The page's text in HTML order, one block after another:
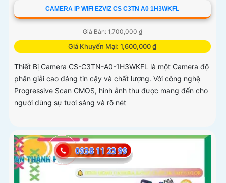
CAMERA IP WIFI EZVIZ CS C3TN A0 1H3WKFL
Giá Bán: 1,700,000 ₫
Giá Khuyến Mại: 1,600,000 ₫
Thiết Bị Camera CS-C3TN-A0-1H3WKFL là một Camera độ
phân giải cao đáng tin cậy và chất lượng. Với công nghệ
Progressive Scan CMOS, hình ảnh thu được mang đến cho
người dùng sự tươi sáng và rõ nét